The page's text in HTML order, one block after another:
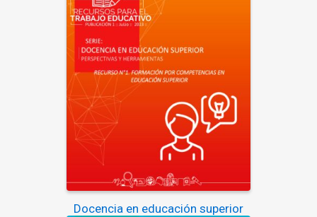
Docencia en educación superior